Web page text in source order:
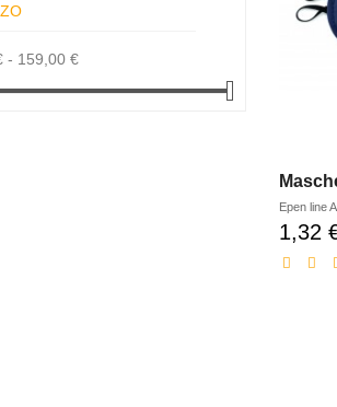
- 159,00 €
Epen line
1,32